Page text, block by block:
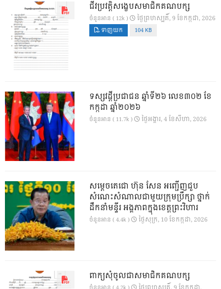
ជីវប្រវត្តិសង្ខេបសមាជិកគណបក្ស
ចំនួនអាន ( 12k ) ថ្ងៃ​ព្រហស្បតិ៍, 9 ខែ​កក្កដា, 2026
ទាញយក 104 KB
ទស្សវដ្តីប្រជាជន ឆ្នាំទី២៦ លេខ៣០២ ខែ
កក្កដា ឆ្នាំ២០២៦
ចំនួនអាន ( 11.7k ) ថ្ងៃ​អង្គារ, 4 ខែ​សីហា, 2026
សម្តេចតេជោ ហ៊ុន សែន អញ្ជើញជួប
សំណេះសំណាលជាមួយក្រុមប្រឹក្សា ថ្នាក់
ដឹកនាំមន្ទីរ អង្គភាពក្នុងខេត្តព្រះវិហារ
ចំនួនអាន ( 4.4k ) ថ្ងៃ​សុក្រ, 10 ខែ​កក្កដា, 2026
ពាក្យសុំចូលជាសមាជិកគណបក្ស